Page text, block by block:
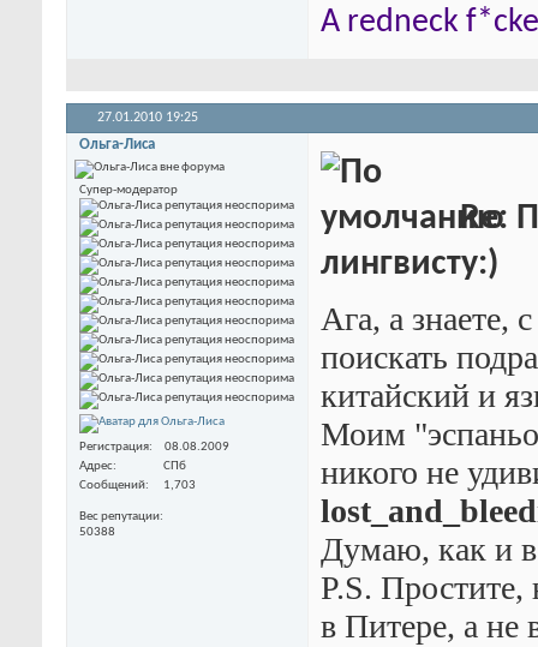
A redneck
27.01.2010 19:25
Ольга-Лиса
Супер-модератор
Регистрация
08.08.2009
Адрес
СПб
Сообщений
1,703
Вес репутации
50388
Re:
лингвисту:)
Ага, а знаете,
поискать
китайский и
Моим
никого не
Думаю, как и
P.S. Простите,
в Питере, а не